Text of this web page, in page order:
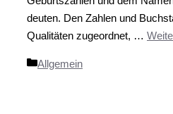
deuten. Den Zahlen und
Qualitäten zugeordnet, …
Kategorien
Allgemein